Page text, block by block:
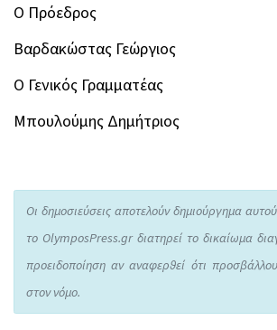
Ο Πρόεδρος
Βαρδακώστας Γεώργιος
Ο Γενικός Γραμματέας
Μπουλούμης Δημήτριος
Οι δημοσιεύσεις αποτελούν δημιούργημα
το OlymposPress.gr διατηρεί το δικαίωμα
προειδοποίηση αν αναφερθεί ότι
στον νόμο.